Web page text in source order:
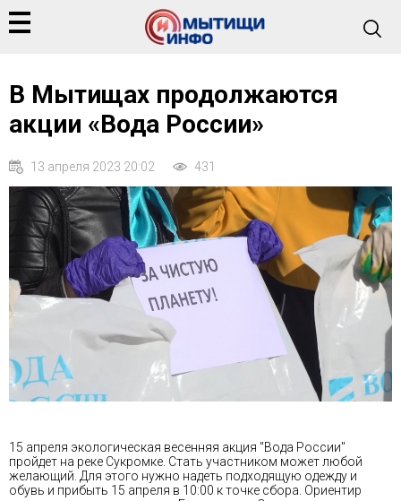
В Мытищах продолжаются
акции «Вода России»
13 апреля 2023 20:02 431
15 апреля экологическая весенняя акция "Вода России"
пройдет на реке Сукромке. Стать участником может любой
желающий. Для этого нужно надеть подходящую одежду и
обувь и прибыть 15 апреля в 10:00 к точке сбора. Ориентир